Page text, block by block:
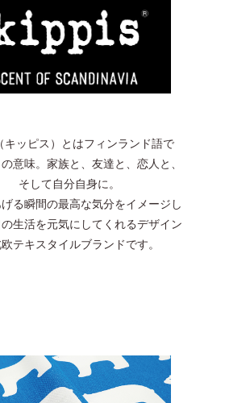
キッピス）とはフィンランド語で
の意味。家族と、友達と、恋人と、
そして自分自身に。
る瞬間の最高な気分をイメージし
生活を元気にしてくれるデザイン
テキスタイルブランドです。